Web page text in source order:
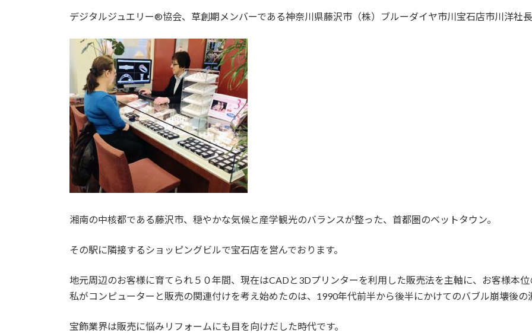
デジタルジュエリー®協会、草創期メンバーである神奈川県藤沢市（株）ブルーダイヤ市川宝石店市川洋社長
湘南の中核都である藤沢市、穏やかな気候と産学観光のバランスが整った、首都圏のベットタウン。
その駅に隣接するショッピングビルで宝石店を営んでおります。
地元周辺のお客様に育てられ５０年間、現在はCADと3Dプリンターを利用した販売法を主軸に、お客様本位
私がコンピューターと販売の関連付けを考え始めたのは、1990年代前半から後半にかけてのバブル崩壊後の
宝飾業界は販売に悩みリフォームにも目を向けだした時代です。